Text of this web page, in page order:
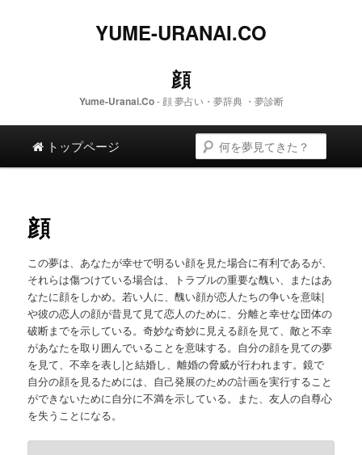
YUME-URANAI.CO
顔
Yume-Uranai.Co- 顔 夢占い・夢辞典 ・夢診断
メイン コンテンツへスキップします。
二次コンテンツへスキップします。
トップページ
顔
この夢は、あなたが幸せで明るい顔を見た場合に有利であるが、
それらは傷つけている場合は、トラブルの重要な醜い、またはあ
なたに顔をしかめ。若い人に、醜い顔が恋人たちの争いを意味|
や彼の恋人の顔が昔見て見て恋人のために、分離と幸せな団体の
破断までを示している。奇妙な奇妙に見える顔を見て、敵と不幸
があなたを取り囲んでいることを意味する。自分の顔を見ての夢
を見て、不幸を表し|と結婚し、離婚の脅威が行われます。鏡で
自分の顔を見るためには、自己発展のための計画を実行すること
ができないために自分に不満を示している。また、友人の自尊心
を失うことになる。